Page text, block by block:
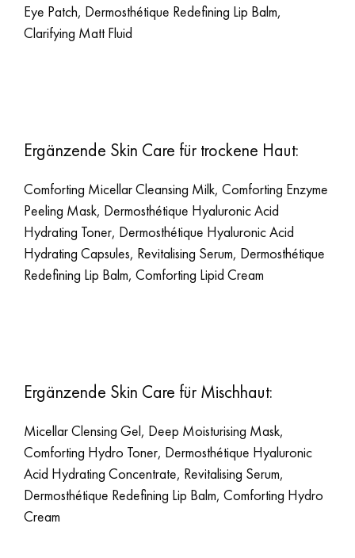
Eye Patch, Dermosthétique Redefining Lip Balm,
Clarifying Matt Fluid
Ergänzende Skin Care für trockene Haut:
Comforting Micellar Cleansing Milk, Comforting Enzyme
Peeling Mask, Dermosthétique Hyaluronic Acid
Hydrating Toner, Dermosthétique Hyaluronic Acid
Hydrating Capsules, Revitalising Serum, Dermosthétique
Redefining Lip Balm, Comforting Lipid Cream
Ergänzende Skin Care für Mischhaut:
Micellar Clensing Gel, Deep Moisturising Mask,
Comforting Hydro Toner, Dermosthétique Hyaluronic
Acid Hydrating Concentrate, Revitalising Serum,
Dermosthétique Redefining Lip Balm, Comforting Hydro
Cream